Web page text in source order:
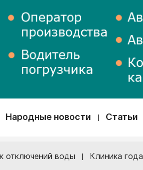
Народные новости Статьи
отключений воды Клиника года